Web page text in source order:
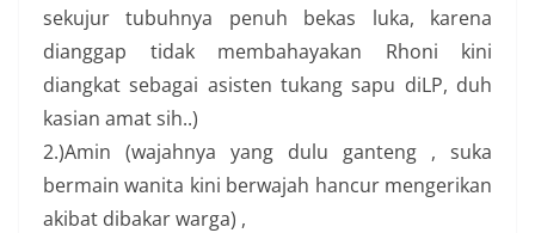
sekujur tubuhnya penuh bekas luka, karena
dianggap tidak membahayakan Rhoni kini
diangkat sebagai asisten tukang sapu diLP, duh
kasian amat sih..)
2.)Amin (wajahnya yang dulu ganteng , suka
bermain wanita kini berwajah hancur mengerikan
akibat dibakar warga) ,